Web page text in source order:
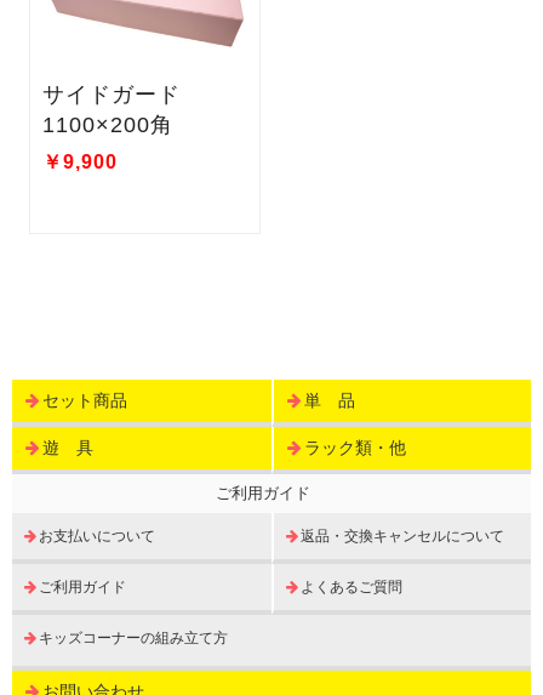
サイドガード
1100×200角
￥9,900
セット商品 単 品
遊 具 ラック類・他
ご利用ガイド
お支払いについて 返品・交換キャンセルについて
ご利用ガイド よくあるご質問
キッズコーナーの組み立て方